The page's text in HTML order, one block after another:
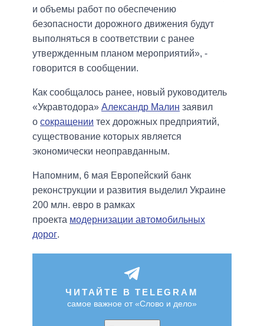
и объемы работ по обеспечению
безопасности дорожного движения будут
выполняться в соответствии с ранее
утвержденным планом мероприятий», -
говорится в сообщении.
Как сообщалось ранее, новый руководитель
«Укравтодора» Александр Малин заявил
о сокращении тех дорожных предприятий,
существование которых является
экономически неоправданным.
Напомним, 6 мая Европейский банк
реконструкции и развития выделил Украине
200 млн. евро в рамках
проекта модернизации автомобильных
дорог.
ЧИТАЙТЕ В TELEGRAM
самое важное от «Слово и дело»